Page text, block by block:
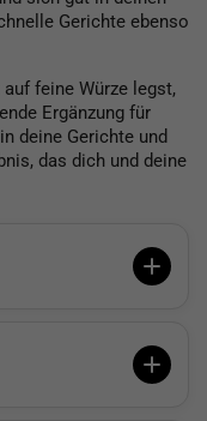
Gerichte ebenso
feine Würze legst,
Ergänzung für
deine Gerichte und
das dich und deine